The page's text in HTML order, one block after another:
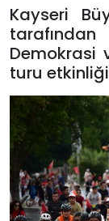
Kayseri
Demokrasi
turu